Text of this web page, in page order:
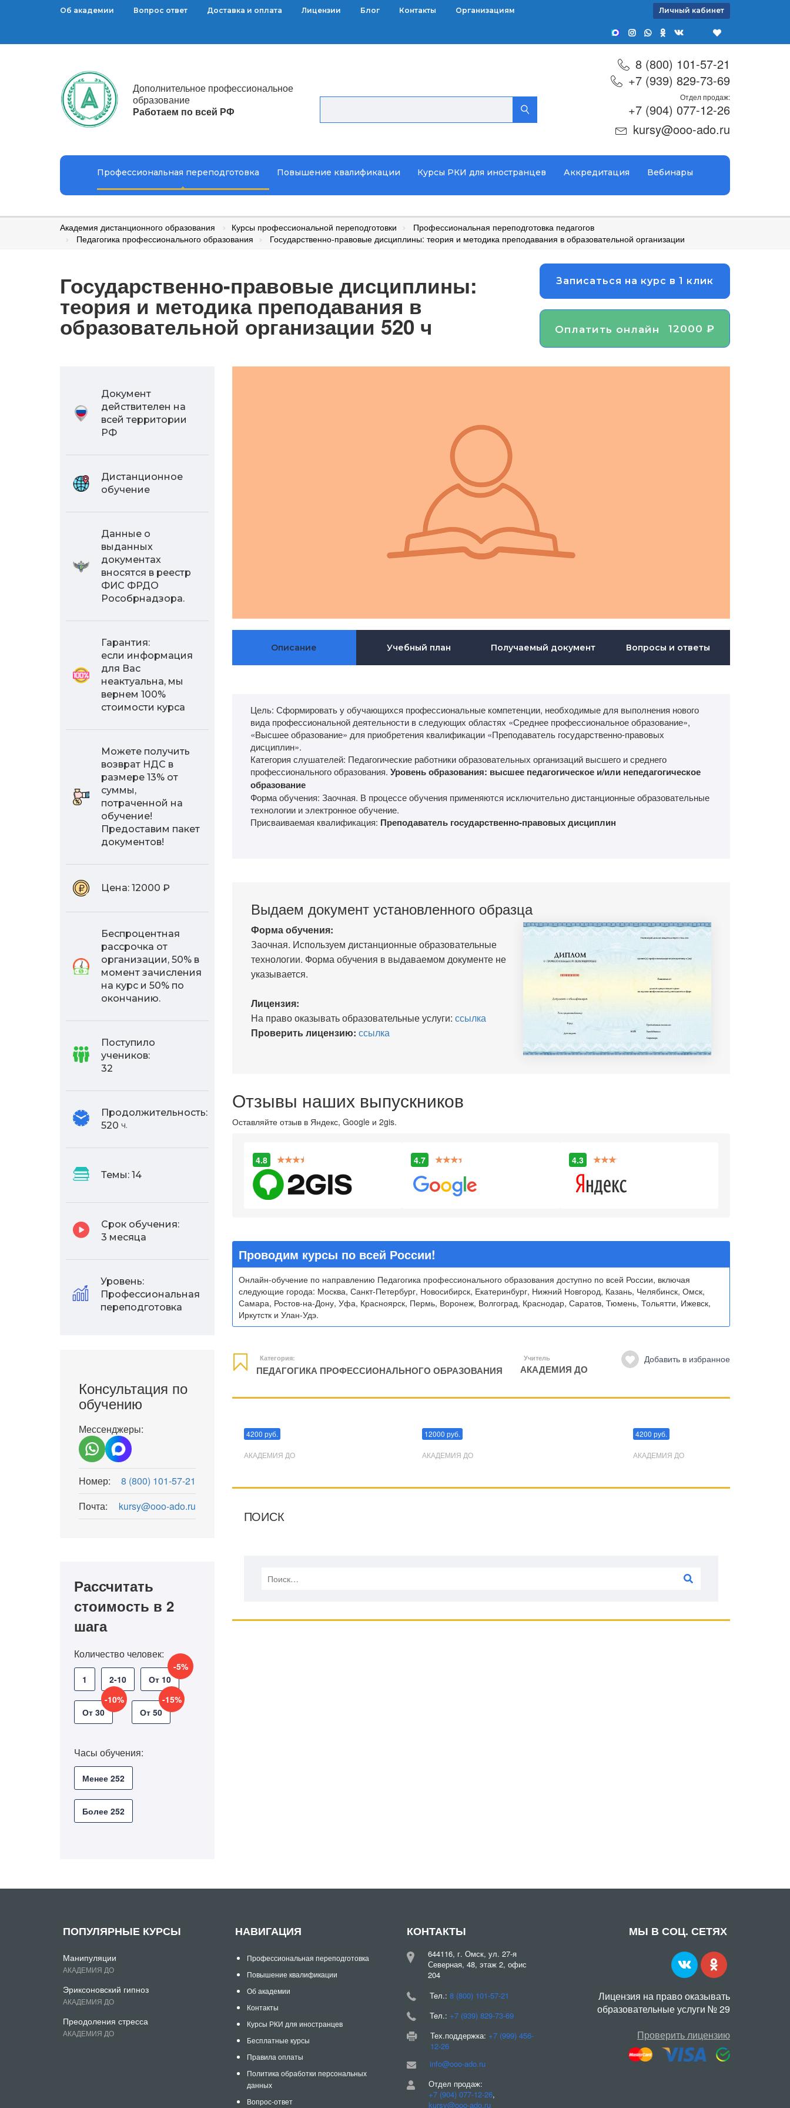
Организациям
Контакты
Блог
Лицензии
Доставка и оплата
Вопрос ответ
Об академии Личный кабинет
Дополнительное профессиональное
образование
Работаем по всей РФ
8 (800) 101-57-21
+7 (939) 829-73-69
Отдел продаж:
+7 (904) 077-12-26
kursy@ooo-ado.ru
Профессиональная переподготовка Повышение квалификации Курсы РКИ для иностранцев Аккредитация Вебинары
Академия дистанционного образования Курсы профессиональной переподготовки
Профессиональная переподготовка педагогов
Педагогика профессионального образования
Государственно-правовые дисциплины: теория и методика преподавания в образовательной организации
Государственно-правовые дисциплины:
теория и методика преподавания в
образовательной организации 520 ч
Записаться на курс в 1 клик
Оплатить онлайн 12000 ₽
Документ
действителен на
всей территории
РФ
Дистанционное
обучение
Данные о
выданных
документах
вносятся в реестр
ФИС ФРДО
Рособрнадзора.
Гарантия:
если информация
для Вас
неактуальна, мы
вернем 100%
стоимости курса
Можете получить
возврат НДС в
размере 13% от
суммы,
потраченной на
обучение!
Предоставим пакет
документов!
Цена: 12000 ₽
Беспроцентная
рассрочка от
организации, 50% в
момент зачисления
на курс и 50% по
окончанию.
Поступило
учеников:
32
Продолжительность:
520 ч.
Темы: 14
Срок обучения:
3 месяца
Уровень:
Профессиональная
переподготовка
Консультация по
обучению
Мессенджеры:
Номер:
8 (800) 101-57-21
Почта:
kursy@ooo-ado.ru
Рассчитать
стоимость в 2
шага
Количество человек:
1 2-10 От 10
-5%
От 30
-10%
От 50
-15%
Часы обучения:
Менее 252
Более 252
Описание Учебный план Получаемый документ Вопросы и ответы
Цель: Сформировать у обучающихся профессиональные компетенции, необходимые для выполнения нового
вида профессиональной деятельности в следующих областях «Среднее профессиональное образование»,
«Высшее образование» для приобретения квалификации «Преподаватель государственно-правовых
дисциплин».
Категория слушателей: Педагогические работники образовательных организаций высшего и среднего
профессионального образования. Уровень образования: высшее педагогическое и/или непедагогическое
образование
Форма обучения: Заочная. В процессе обучения применяются исключительно дистанционные образовательные
технологии и электронное обучение.
Присваиваемая квалификация: Преподаватель государственно-правовых дисциплин
Выдаем документ установленного образца
Форма обучения:
Заочная. Используем дистанционные образовательные
технологии. Форма обучения в выдаваемом документе не
указывается.
Лицензия:
На право оказывать образовательные услуги: ссылка
Проверить лицензию: ссылка
Отзывы наших выпускников
Оставляйте отзыв в Яндекс, Google и 2gis.
4.8 4.7 4.3
Проводим курсы по всей России!
Онлайн-обучение по направлению Педагогика профессионального образования доступно по всей России, включая
следующие города: Москва, Санкт-Петербург, Новосибирск, Екатеринбург, Нижний Новгород, Казань, Челябинск, Омск,
Самара, Ростов-на-Дону, Уфа, Красноярск, Пермь, Воронеж, Волгоград, Краснодар, Саратов, Тюмень, Тольятти, Ижевск,
Иркутстк и Улан-Удэ.
Категория:
ПЕДАГОГИКА ПРОФЕССИОНАЛЬНОГО ОБРАЗОВАНИЯ
Учитель
АКАДЕМИЯ ДО
Добавить в избранное
4200 руб.
АКАДЕМИЯ ДО
12000 руб.
АКАДЕМИЯ ДО
4200 руб.
АКАДЕМИЯ ДО
ПОИСК
ПОПУЛЯРНЫЕ КУРСЫ
Манипуляции
АКАДЕМИЯ ДО
Эриксоновский гипноз
АКАДЕМИЯ ДО
Преодоления стресса
АКАДЕМИЯ ДО
НАВИГАЦИЯ
Профессиональная переподготовка
Повышение квалификации
Об академии
Контакты
Курсы РКИ для иностранцев
Бесплатные курсы
Правила оплаты
Политика обработки персональных
данных
Вопрос-ответ
КОНТАКТЫ
644116, г. Омск, ул. 27-я
Северная, 48, этаж 2, офис
204
Teл.: 8 (800) 101-57-21
Teл.: +7 (939) 829-73-69
Тех.поддержка: +7 (999) 456-
12-26
info@ooo-ado.ru
Отдел продаж:
+7 (904) 077-12-26,
kursy@ooo-ado.ru
МЫ В СОЦ. СЕТЯХ
Лицензия на право оказывать
образовательные услуги № 29
Проверить лицензию